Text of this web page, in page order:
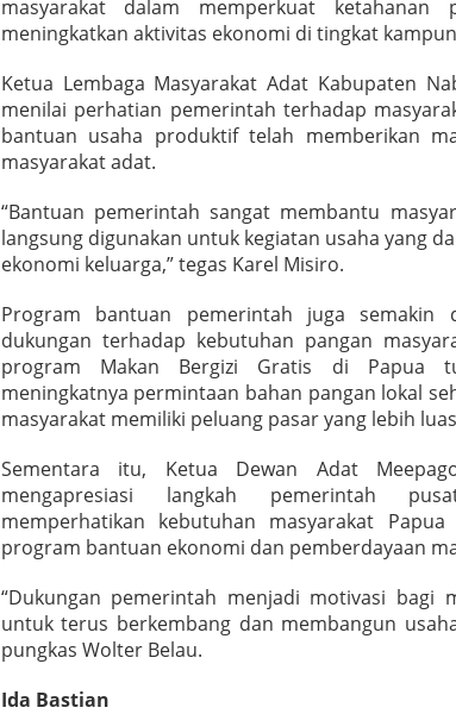
masyarakat dalam memperkuat ketahanan
meningkatkan aktivitas ekonomi di tingkat
Ketua Lembaga Masyarakat Adat Kabupaten
menilai perhatian pemerintah terhadap
bantuan usaha produktif telah memberikan
masyarakat adat.
“Bantuan pemerintah sangat membantu
langsung digunakan untuk kegiatan usaha yang
ekonomi keluarga,” tegas Karel Misiro.
Program bantuan pemerintah juga semakin
dukungan terhadap kebutuhan pangan
program Makan Bergizi Gratis di Papua
meningkatnya permintaan bahan pangan lokal
masyarakat memiliki peluang pasar yang lebih
Sementara itu, Ketua Dewan Adat
mengapresiasi langkah pemerintah
memperhatikan kebutuhan masyarakat
program bantuan ekonomi dan pemberdayaan
“Dukungan pemerintah menjadi motivasi bagi
untuk terus berkembang dan membangun
pungkas Wolter Belau.
Ida Bastian